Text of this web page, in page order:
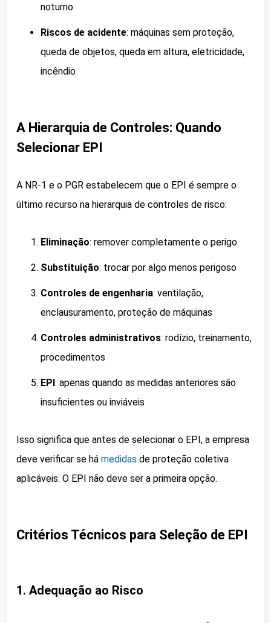
noturno
Riscos de acidente: máquinas sem proteção,
queda de objetos, queda em altura, eletricidade,
incêndio
A Hierarquia de Controles: Quando
Selecionar EPI
A NR-1 e o PGR estabelecem que o EPI é sempre o
último recurso na hierarquia de controles de risco:
Eliminação: remover completamente o perigo
Substituição: trocar por algo menos perigoso
Controles de engenharia: ventilação,
enclausuramento, proteção de máquinas
Controles administrativos: rodízio, treinamento,
procedimentos
EPI: apenas quando as medidas anteriores são
insuficientes ou inviáveis
Isso significa que antes de selecionar o EPI, a empresa
deve verificar se há medidas de proteção coletiva
aplicáveis. O EPI não deve ser a primeira opção.
Critérios Técnicos para Seleção de EPI
1. Adequação ao Risco